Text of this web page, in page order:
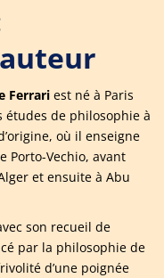
Ferrari est né à Paris
études de philosophie à
où il enseigne
Porto-Vechio, avant
et ensuite à Abu
son recueil de
par la philosophie de
d’une poignée